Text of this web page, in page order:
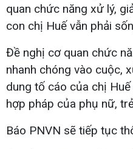
quan chức năng xử lý,
con chị Huế vẫn phải
Đề nghị cơ quan chức
nhanh chóng vào cuộc,
dung tố cáo của chị
hợp pháp của phụ nữ,
Báo PNVN sẽ tiếp tục